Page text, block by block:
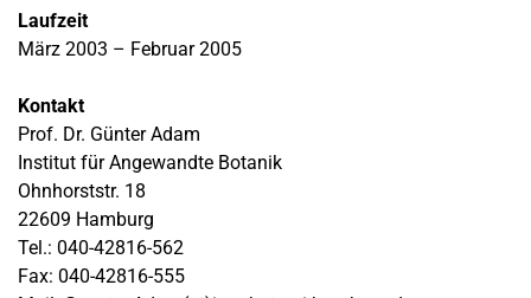
Laufzeit
März 2003 – Februar 2005
Kontakt
Prof. Dr. Günter Adam
Institut für Angewandte Botanik
Ohnhorststr. 18
22609 Hamburg
Tel.: 040-42816-562
Fax: 040-42816-555